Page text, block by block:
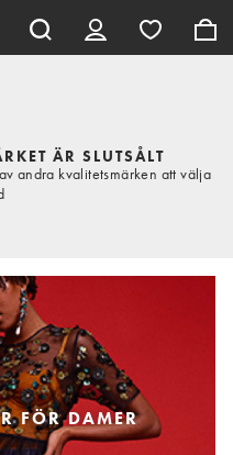
ÄR SLUTSÅLT
andra kvalitetsmärken att välja
FÖR DAMER